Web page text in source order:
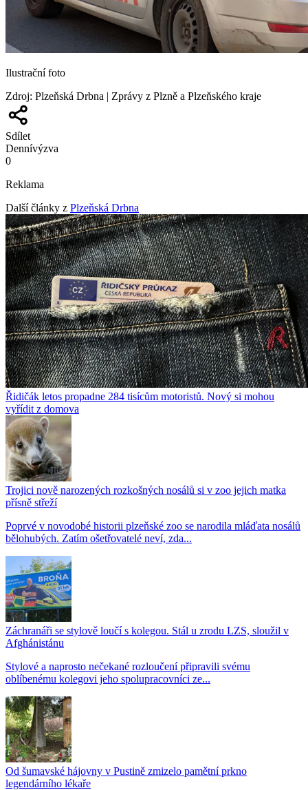
Ilustrační foto
Zdroj: Plzeňská Drbna | Zprávy z Plzně a Plzeňského kraje
Sdílet
Dennívýzva
0
Reklama
Další články z Plzeňská Drbna
Řidičák letos propadne 284 tisícům motoristů. Nový si mohou
vyřídit z domova
Trojici nově narozených rozkošných nosálů si v zoo jejich matka
přísně střeží
Poprvé v novodobé historii plzeňské zoo se narodila mláďata nosálů
bělohubých. Zatím ošetřovatelé neví, zda...
Záchranáři se stylově loučí s kolegou. Stál u zrodu LZS, sloužil v
Afghánistánu
Stylové a naprosto nečekané rozloučení připravili svému
oblíbenému kolegovi jeho spolupracovníci ze...
Od šumavské hájovny v Pustině zmizelo pamětní prkno
legendárního lékaře